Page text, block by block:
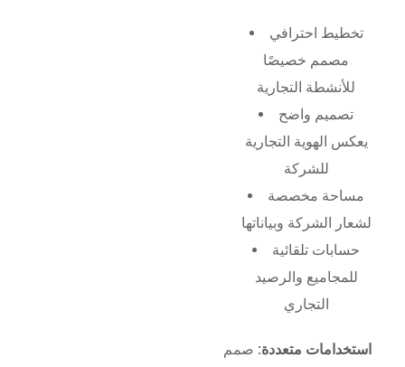
تخطيط احترافي
مصمم خصيصًا
للأنشطة التجارية
تصميم واضح
يعكس الهوية التجارية
للشركة
مساحة مخصصة
لشعار الشركة وبياناتها
حسابات تلقائية
للمجاميع والرصيد
التجاري
استخدامات متعددة: صمم